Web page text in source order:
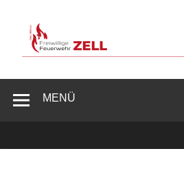
springen
MENÜ